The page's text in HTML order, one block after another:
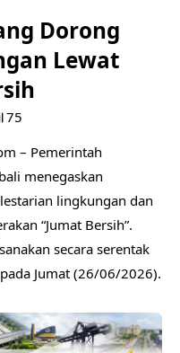
Dorong
Lewat
75
– Pemerintah
menegaskan
lingkungan dan
“Jumat Bersih”.
secara serentak
Jumat (26/06/2026).